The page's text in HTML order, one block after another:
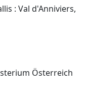
: Val d'Anniviers,
Österreich